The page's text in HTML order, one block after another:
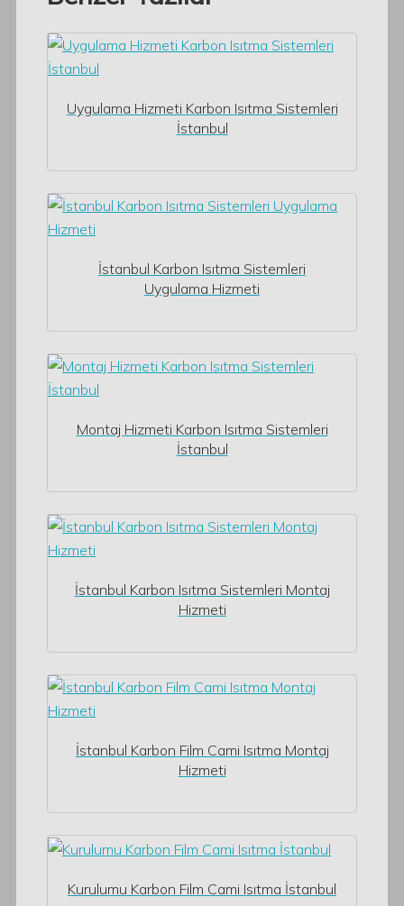
Uygulama Hizmeti Karbon Isıtma Sistemleri
İstanbul
İstanbul Karbon Isıtma Sistemleri
Uygulama Hizmeti
Montaj Hizmeti Karbon Isıtma Sistemleri
İstanbul
İstanbul Karbon Isıtma Sistemleri Montaj
Hizmeti
İstanbul Karbon Film Cami Isıtma Montaj
Hizmeti
Kurulumu Karbon Film Cami Isıtma İstanbul